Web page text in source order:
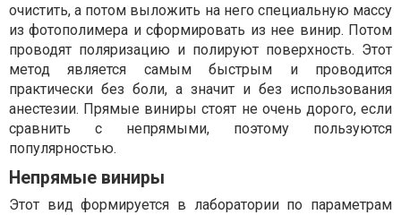
очистить, а потом выложить на него специальную массу
из фотополимера и сформировать из нее винир. Потом
проводят поляризацию и полируют поверхность. Этот
метод является самым быстрым и проводится
практически без боли, а значит и без использования
анестезии. Прямые виниры стоят не очень дорого, если
сравнить с непрямыми, поэтому пользуются
популярностью.
Непрямые виниры
Этот вид формируется в лаборатории по параметрам